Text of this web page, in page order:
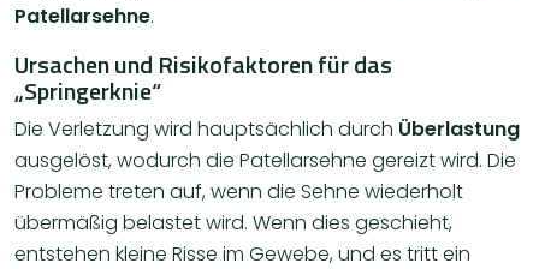
Patellarsehne.
Ursachen und Risikofaktoren für das
„Springerknie“
Die Verletzung wird hauptsächlich durch Überlastung
ausgelöst, wodurch die Patellarsehne gereizt wird. Die
Probleme treten auf, wenn die Sehne wiederholt
übermäßig belastet wird. Wenn dies geschieht,
entstehen kleine Risse im Gewebe, und es tritt ein